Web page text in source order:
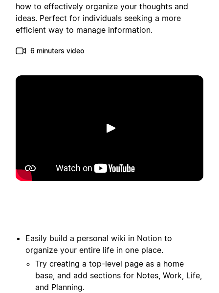
how to effectively organize your thoughts and
ideas. Perfect for individuals seeking a more
efficient way to manage information.
6 minuters video
Spela upp
Easily build a personal wiki in Notion to
organize your entire life in one place.
Try creating a top-level page as a home
base, and add sections for Notes, Work, Life,
and Planning.